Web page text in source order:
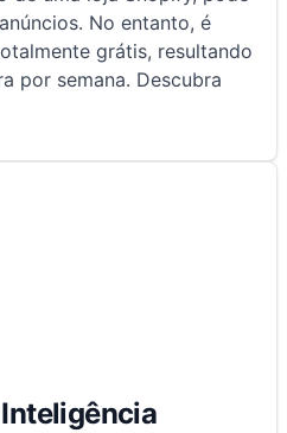
No entanto, é
grátis, resultando
por semana. Descubra